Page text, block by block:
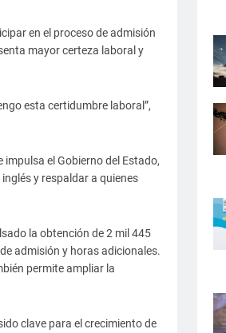
en el proceso de admisión
mayor certeza laboral y
esta certidumbre laboral”,
el Gobierno del Estado,
y respaldar a quienes
la obtención de 2 mil 445
admisión y horas adicionales.
permite ampliar la
clave para el crecimiento de